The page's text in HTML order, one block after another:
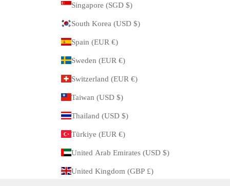
Singapore (SGD $)
South Korea (USD $)
Spain (EUR €)
Sweden (EUR €)
Switzerland (EUR €)
Taiwan (USD $)
Thailand (USD $)
Türkiye (EUR €)
United Arab Emirates (USD $)
United Kingdom (GBP £)